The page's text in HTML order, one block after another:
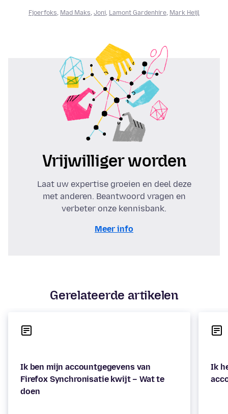
Fjoerfoks, Mad Maks, Joni, Lamont Gardenhire, Mark Heijl
Vrijwilliger worden
Laat uw expertise groeien en deel deze
met anderen. Beantwoord vragen en
verbeter onze kennisbank.
Meer info
Gerelateerde artikelen
Ik ben mijn accountgegevens van
Firefox Synchronisatie kwijt – Wat te
Ik